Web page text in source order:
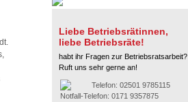
Liebe Betriebsrätinnen,
liebe Betriebsräte!
habt ihr Fragen zur Betriebsratsarbeit?
Ruft uns sehr gerne an!
Telefon: 02501 9785115
Notfall-Telefon: 0171 9357875